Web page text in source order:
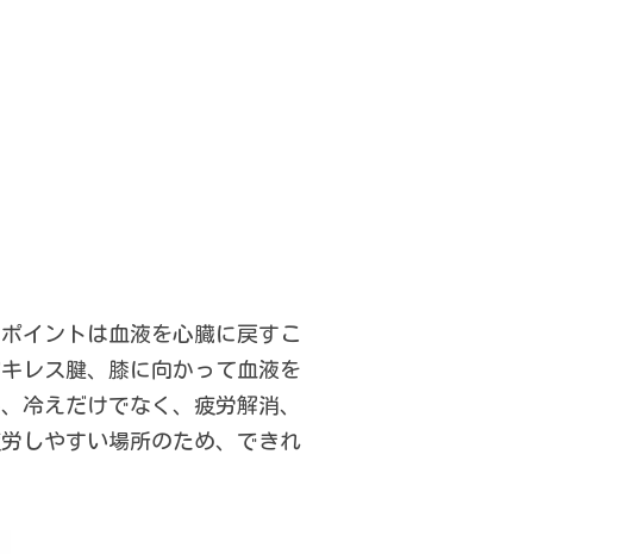
イントは血液を心臓に戻すこ
レス腱、膝に向かって血液を
冷えだけでなく、疲労解消、
しやすい場所のため、できれ